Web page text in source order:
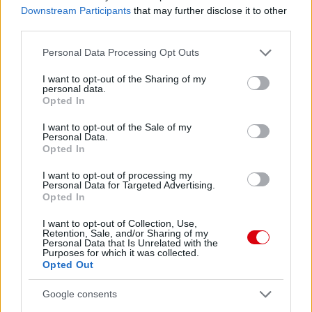
Downstream Participants that may further disclose it to other
Please note that this website/app uses one or more Google
not limited to your visit or usage behaviour. You may click to
grant or deny consent to Google and its third-party tags to
use your data for below specified purposes in below Google
consent section.
Personal Data Processing Opt Outs
I want to opt-out of the Sharing of my
personal data.
Opted In
I want to opt-out of the Sale of my
Personal Data.
Opted In
I want to opt-out of processing my
Personal Data for Targeted Advertising.
Opted In
I want to opt-out of Collection, Use,
Retention, Sale, and/or Sharing of my
Personal Data that Is Unrelated with the
Purposes for which it was collected.
Opted Out
Google consents
HIVATALOS: WILLIAMS
KÖLCSÖNBEN A NORWICH-É
NORWICH JÁTÉKOSA LEHET
WILLIAMS KÖLCSÖNVÉTELÉRŐL